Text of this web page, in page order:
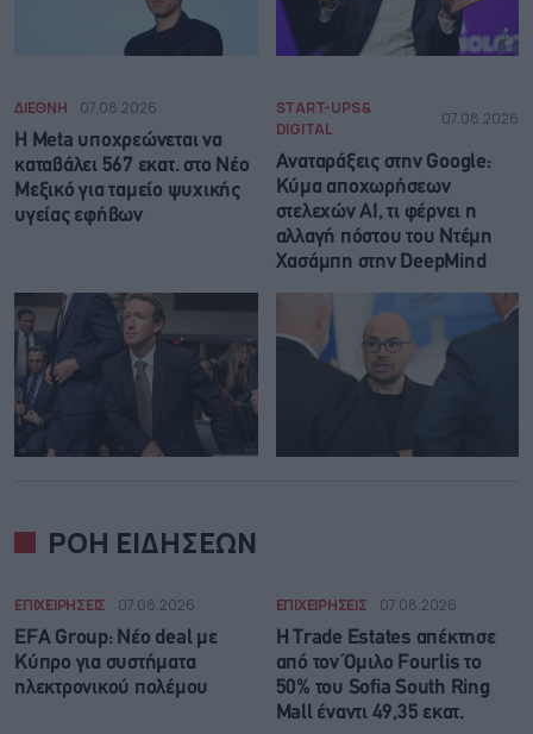
ΔΙΕΘΝΗ 07.08.2026
Η Meta υποχρεώνεται να
καταβάλει 567 εκατ. στο Νέο
Μεξικό για ταμείο ψυχικής
υγείας εφήβων
START-UPS &
DIGITAL
07.08.2026
Αναταράξεις στην Google:
Κύμα αποχωρήσεων
στελεχών AI, τι φέρνει η
αλλαγή πόστου του Ντέμη
Χασάμπη στην DeepMind
ΡΟΗ ΕΙΔΗΣΕΩΝ
ΕΠΙΧΕΙΡΗΣΕΙΣ 07.08.2026
EFA Group: Νέο deal με
Κύπρο για συστήματα
ηλεκτρονικού πολέμου
ΕΠΙΧΕΙΡΗΣΕΙΣ 07.08.2026
Η Trade Εstates απέκτησε
από τον Όμιλο Fourlis το
50% του Sofia South Ring
Mall έναντι 49,35 εκατ.